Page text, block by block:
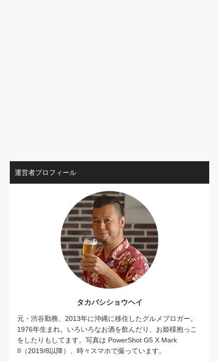
運営者プロフィール
タカバシショウヘイ
元・渋谷勤務、2013年に沖縄に移住したグルメブロガー。
1976年生まれ。いろいろなお酒を飲んだり、お姫様抱っこ
をしたりもしてます。写真は PowerShot G5 X Mark
II（2019/8以降）、時々スマホで撮っています。